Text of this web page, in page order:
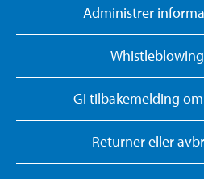
Administrer
Gi tilbakemelding
Returner eller